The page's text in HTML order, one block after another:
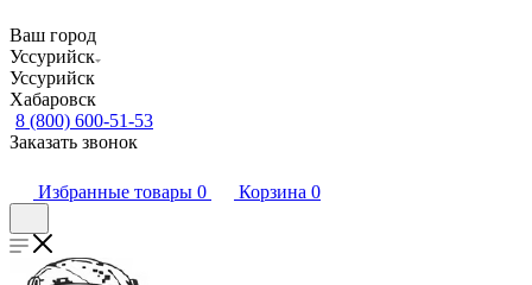
Ваш город
Уссурийск
Уссурийск
Хабаровск
8 (800) 600-51-53
Заказать звонок
Избранные товары 0 Корзина 0